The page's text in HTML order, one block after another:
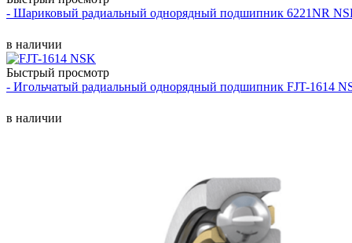
- Шариковый радиальный однорядный подшипник 6221NR
в наличии
Быстрый просмотр
- Игольчатый радиальный однорядный подшипник FJT-1614
в наличии